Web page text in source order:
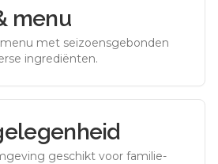
menu
met seizoensgebonden
ingrediënten.
geschikt voor familie-